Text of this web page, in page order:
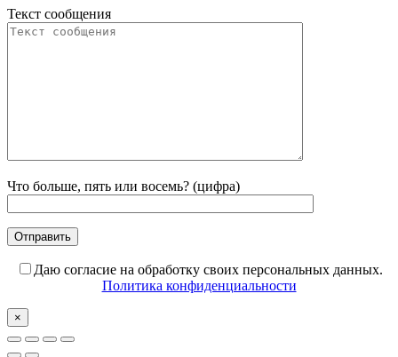
Текст сообщения
Что больше, пять или восемь? (цифра)
Даю согласие на обработку своих персональных данных.
Политика конфиденциальности
×